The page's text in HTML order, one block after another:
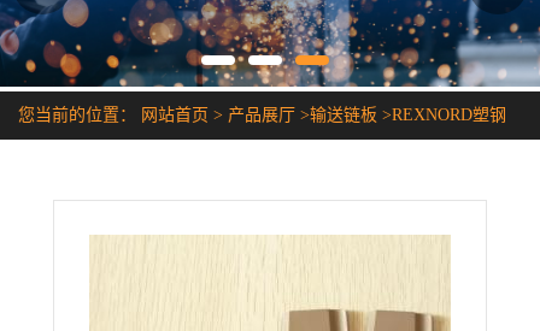
公司动态
产品展厅
证书荣誉
您当前的位置： 网站首页 > 产品展厅 >输送链板 >REXNORD塑钢